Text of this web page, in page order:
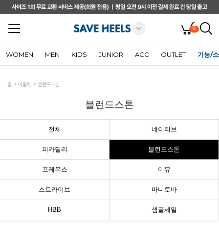
0
WOMEN MEN KIDS JUNIOR ACC OUTLET 기능/
홈 아울렛 블런드스톤
블런드스톤
전체 네이티브
피카딜리 블런드스톤
프레우스 이뮤
스트라이브 마니토바
HBB 샘플세일